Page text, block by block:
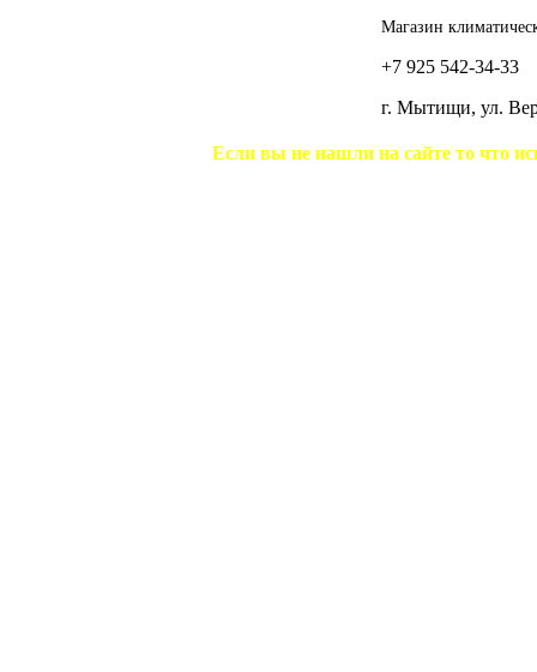
Магазин
+7 925 542-34-33
г. Мытищи, ул.
Если вы не нашли на сайте то что